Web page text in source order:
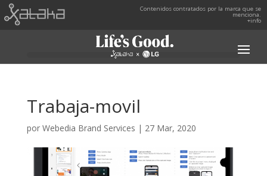
Contenidos contratados por la marca que se
menciona.
+info
Trabaja-movil
por Webedia Brand Services | 27 Mar, 2020